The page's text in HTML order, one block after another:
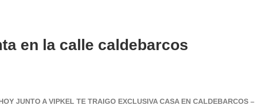
en la calle caldebarcos
JUNTO A VIPKEL TE TRAIGO EXCLUSIVA CASA EN CALDEBARCOS –